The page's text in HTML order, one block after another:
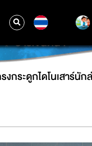
กระดูกไดโนเสาร์นั
อาร์เจนตินา
กระดูกไดโนเสาร์นัก